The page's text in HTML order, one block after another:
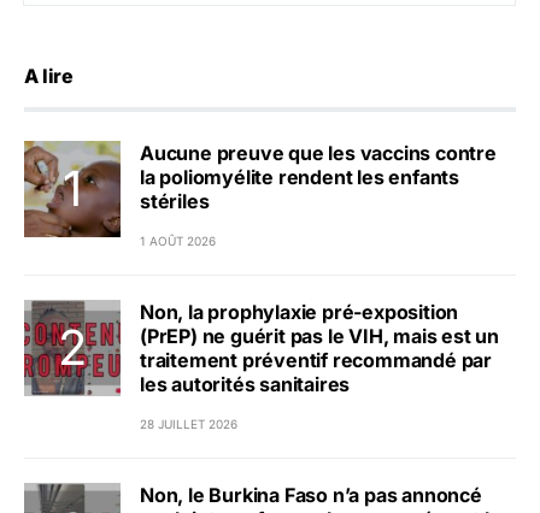
A lire
Aucune preuve que les vaccins contre
la poliomyélite rendent les enfants
stériles
1 AOÛT 2026
Non, la prophylaxie pré-exposition
(PrEP) ne guérit pas le VIH, mais est un
traitement préventif recommandé par
les autorités sanitaires
28 JUILLET 2026
Non, le Burkina Faso n’a pas annoncé